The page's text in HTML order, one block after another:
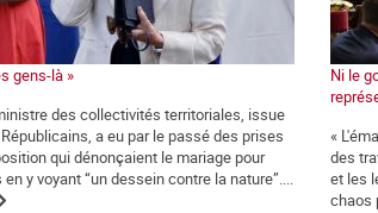
gens-là »
des collectivités territoriales, issue
a eu par le passé des prises
qui dénonçaient le mariage pour
en y voyant “un dessein contre la nature”....
Ni le
«
des
et les
chaos